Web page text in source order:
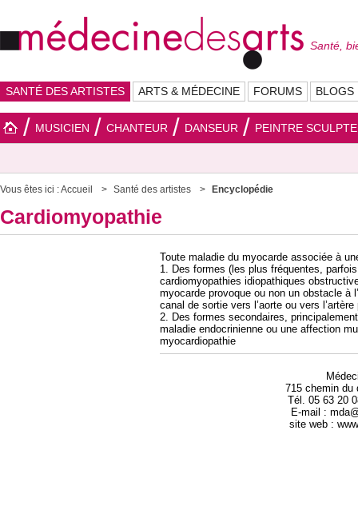
Santé,
SANTÉ DES ARTISTES ARTS & MÉDECINE FORUMS BLOGS
MUSICIEN CHANTEUR DANSEUR PEINTRE
Vous êtes ici :Accueil Santé des artistes Encyclopédie
Cardiomyopathie
Toute maladie du myocarde associée à
1. Des formes (les plus fréquentes,
cardiomyopathies idiopathiques
myocarde provoque ou non un obstacle à
canal de sortie vers l’aorte ou vers l’artère
2. Des formes secondaires,
maladie endocrinienne ou une affection
myocardiopathie
715 chemin du
Tél. 05 63 20
E-mail :
site web :